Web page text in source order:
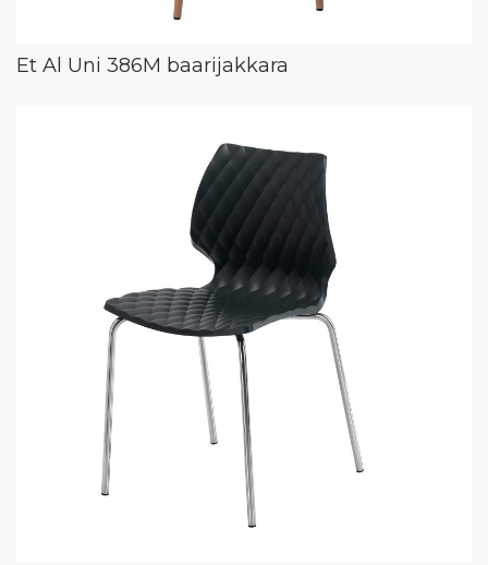
Et Al Uni 386M baarijakkara